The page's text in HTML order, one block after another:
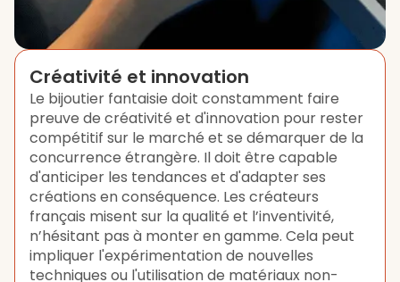
Créativité et innovation
Le bijoutier fantaisie doit constamment faire
preuve de créativité et d'innovation pour rester
compétitif sur le marché et se démarquer de la
concurrence étrangère. Il doit être capable
d'anticiper les tendances et d'adapter ses
créations en conséquence. Les créateurs
français misent sur la qualité et l’inventivité,
n’hésitant pas à monter en gamme. Cela peut
impliquer l'expérimentation de nouvelles
techniques ou l'utilisation de matériaux non-